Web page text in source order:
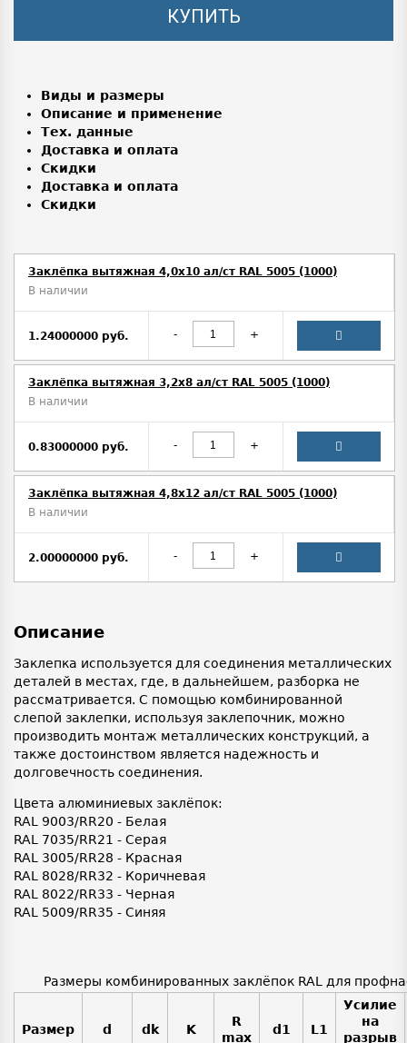
КУПИТЬ
Виды и размеры
Описание и применение
Тех. данные
Доставка и оплата
Скидки
Доставка и оплата
Скидки
Заклёпка вытяжная 4,0х10 ал/ст RAL 5005 (1000)
В наличии
1.24000000 руб. - +
Заклёпка вытяжная 3,2х8 ал/ст RAL 5005 (1000)
В наличии
0.83000000 руб. - +
Заклёпка вытяжная 4,8х12 ал/ст RAL 5005 (1000)
В наличии
2.00000000 руб. - +
Описание
Заклепка используется для соединения металлических
деталей в местах, где, в дальнейшем, разборка не
рассматривается. С помощью комбинированной
слепой заклепки, используя заклепочник, можно
производить монтаж металлических конструкций, а
также достоинством является надежность и
долговечность соединения.
Цвета алюминиевых заклёпок:
RAL 9003/RR20 - Белая
RAL 7035/RR21 - Серая
RAL 3005/RR28 - Красная
RAL 8028/RR32 - Коричневая
RAL 8022/RR33 - Черная
RAL 5009/RR35 - Синяя
Размеры комбинированных заклёпок RAL для
Размер d dk K
R
max
d1 L1
Усилие
на
разрыв